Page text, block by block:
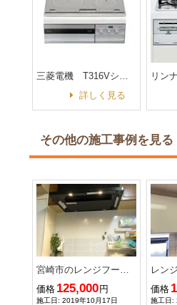
詳しく見る
その他の施工事例を見る
宮崎市のレンジフード交換
価格 125,000 円
施工日: 2019年10月17日
価格
施工日: